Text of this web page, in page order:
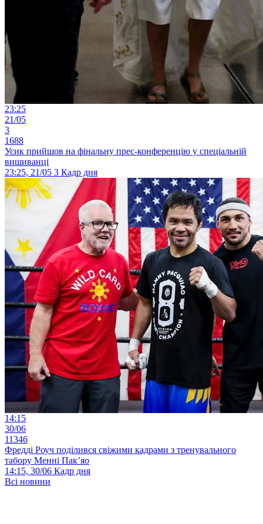
23:25
21/05
3
1688
Усик прийшов на фінальну прес-конференцію у спеціальній
вишиванці
23:25, 21/05 3 Кадр дня
14:15
30/06
11346
Фредді Роуч поділився свіжими кадрами з тренувального
табору Менні Пак’яо
14:15, 30/06 Кадр дня
Всі новини